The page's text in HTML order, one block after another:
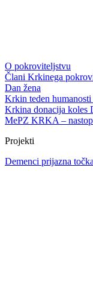
O pokroviteljstvu
Člani Krkinega
Dan žena
Krkin teden
Krkina donacija koles
MePZ KRKA –
Projekti
Demenci prijazna točka